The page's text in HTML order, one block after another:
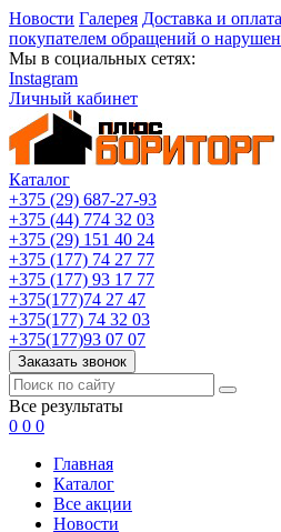
Новости Галерея Доставка и оплата
покупателем обращений о
Мы в социальных сетях:
Instagram
Личный кабинет
Каталог
+375 (29) 687-27-93
+375 (44) 774 32 03
+375 (29) 151 40 24
+375 (177) 74 27 77
+375 (177) 93 17 77
+375(177)74 27 47
+375(177) 74 32 03
+375(177)93 07 07
Заказать звонок
Все результаты
0 0 0
Главная
Каталог
Все акции
Новости